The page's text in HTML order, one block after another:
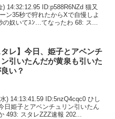
14:32:12.95 ID:p588R6NZd 猫又
ン35秒で狩れたからXで自慢しよ
の奴いてｽﾝ…てなったわ 68: ス...
タレ】今日、姫子とアベンチ
ン引いたんだが黄泉も引いた
い？
) 14:13:41.59 ID:5nzQ4cqc0 ひし
日姫子とアベンチュリン引いたん
493: スタレZZZ速報 202...